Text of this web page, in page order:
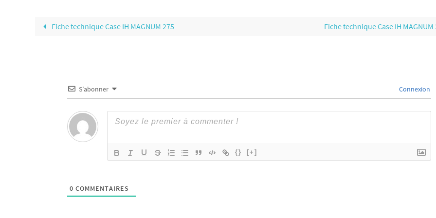
Fiche technique Case IH MAGNUM 275 Fiche technique Case IH
S’abonner Connexion
{} [+]
0 COMMENTAIRES